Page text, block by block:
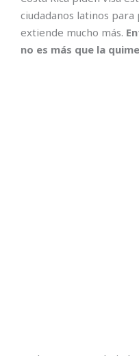
ciudadanos latinos
extiende mucho más.
no es más que la